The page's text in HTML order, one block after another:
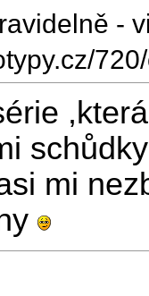
-
mi